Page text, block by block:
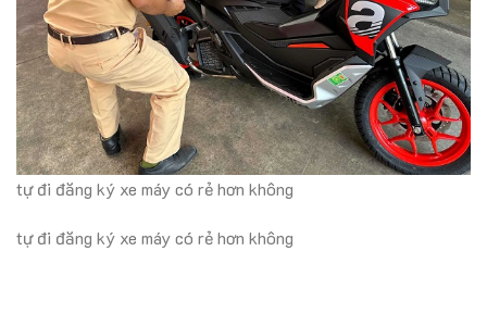
tự đi đăng ký xe máy có rẻ hơn không
tự đi đăng ký xe máy có rẻ hơn không